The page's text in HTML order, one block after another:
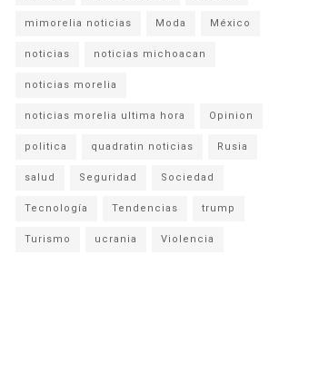
mimorelia noticias Moda México
noticias noticias michoacan
noticias morelia
noticias morelia ultima hora Opinion
politica quadratin noticias Rusia
salud Seguridad Sociedad
Tecnología Tendencias trump
Turismo ucrania Violencia